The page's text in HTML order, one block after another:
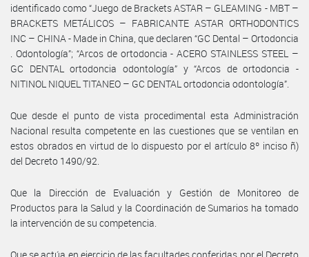
identificado como “Juego de Brackets ASTAR – GLEAMING - MBT –
BRACKETS METÁLICOS – FABRICANTE ASTAR ORTHODONTICS
INC – CHINA - Made in China, que declaren “GC Dental – Ortodoncia
. Odontología”; “Arcos de ortodoncia - ACERO STAINLESS STEEL –
GC DENTAL ortodoncia odontología” y “Arcos de ortodoncia -
NITINOL NIQUEL TITANEO – GC DENTAL ortodoncia odontología”.
Que desde el punto de vista procedimental esta Administración
Nacional resulta competente en las cuestiones que se ventilan en
estos obrados en virtud de lo dispuesto por el artículo 8º inciso ñ)
del Decreto 1490/92.
Que la Dirección de Evaluación y Gestión de Monitoreo de
Productos para la Salud y la Coordinación de Sumarios ha tomado
la intervención de su competencia.
Que se actúa en ejercicio de las facultades conferidas por el Decreto